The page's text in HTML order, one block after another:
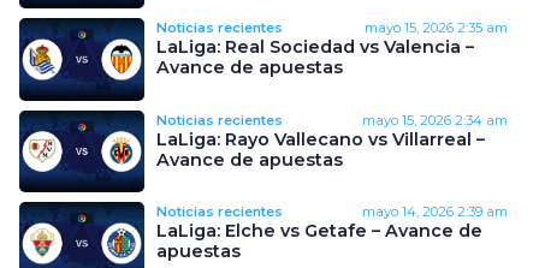
Noticias recientes mayo 15, 2026 2:35 am
LaLiga: Real Sociedad vs Valencia –
Avance de apuestas
Noticias recientes mayo 15, 2026 2:34 am
LaLiga: Rayo Vallecano vs Villarreal –
Avance de apuestas
Noticias recientes mayo 14, 2026 2:39 am
LaLiga: Elche vs Getafe – Avance de
apuestas